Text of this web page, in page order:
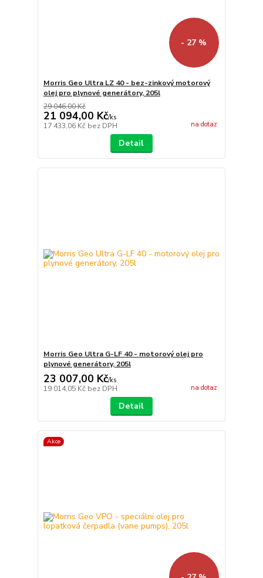
- 27 %
Morris Geo Ultra LZ 40 - bez-zinkový motorový
olej pro plynové generátory, 205l
29 046,00 Kč
21 094,00 Kč/ks
17 433,06 Kč bez DPH na dotaz
Detail
Morris Geo Ultra G-LF 40 - motorový olej pro
plynové generátory, 205l
23 007,00 Kč/ks
19 014,05 Kč bez DPH na dotaz
Detail
Akce